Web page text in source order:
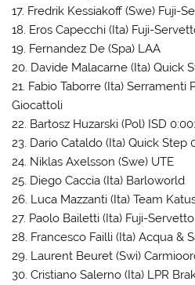
17. Fredrik Kessiakoff (Swe) Fuji-
18. Eros Capecchi (Ita) Fuji-
19. Fernandez De (Spa) LAA
20. Davide Malacarne (Ita) Quick
21. Fabio Taborre (Ita)
Giocattoli
22. Bartosz Huzarski (Pol) ISD
23. Dario Cataldo (Ita) Quick Step
24. Niklas Axelsson (Swe) UTE
25. Diego Caccia (Ita) Barloworld
26. Luca Mazzanti (Ita) Team
27. Paolo Bailetti (Ita) Fuji-Servetto
28. Francesco Failli (Ita) Acqua &
29. Laurent Beuret (Swi)
30. Cristiano Salerno (Ita) LPR